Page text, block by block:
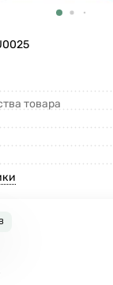
товара